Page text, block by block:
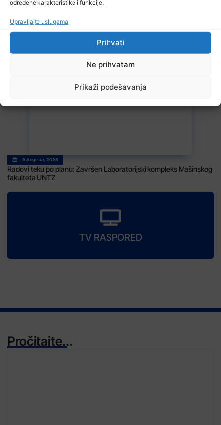
određene karakteristike i funkcije.
Upravljajte uslugama
Prihvati
Ne prihvatam
Prikaži podešavanja
9 Augusta, 2026
Radovi teku po planu: Završen Laboratorijski kompleks Mašinskog
fakulteta UNTZ
TV RASPORED
Pročitajte...